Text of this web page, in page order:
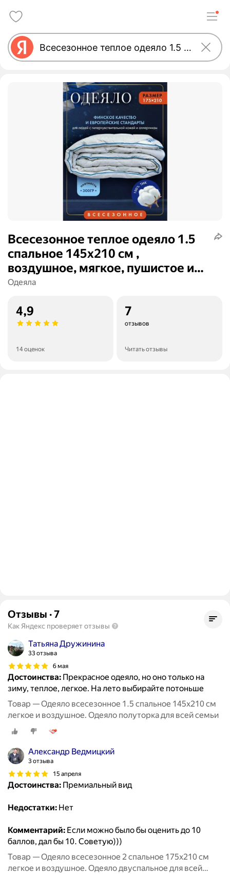
Всесезонное теплое одеяло 1.5
спальное 145х210 см ,
воздушное, мягкое, пушистое и
легкое , 145*210 , 145 /210
Одеяла
4,9
14 оценок
7
отзывов
Читать отзывы
Отзывы ·7
Как Яндекс проверяет отзывы
Татьяна Дружинина
33 отзыва
6 мая
Достоинства: Прекрасное одеяло, но оно только на
зиму, теплое, легкое. На лето выбирайте потоньше
Товар — Одеяло всесезонное 1.5 спальное 145х210 см
легкое и воздушное. Одеяло полуторка для всей семьи
Александр Ведмицкий
3 отзыва
15 апреля
Достоинства: Премиальный вид
Недостатки: Нет
Комментарий: Если можно было бы оценить до 10
баллов, дал бы 10. Советую)))
Товар — Одеяло всесезонное 2 спальное 175х210 см
легкое и воздушное. Одеяло двуспальное для всей